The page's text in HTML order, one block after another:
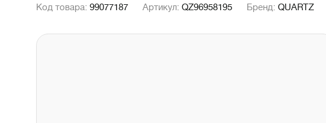
Код товара: 99077187 Артикул: QZ96958195 Бренд: QUARTZ